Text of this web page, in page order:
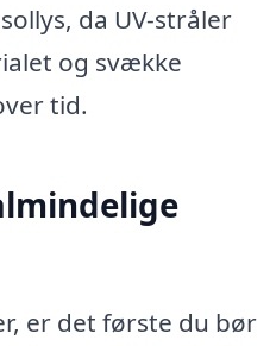
da UV-stråler
og svække
tid.
er det første du bør